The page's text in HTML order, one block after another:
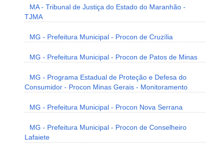
MA - Tribunal de Justiça do Estado do Maranhão -
TJMA
MG - Prefeitura Municipal - Procon de Cruzília
MG - Prefeitura Municipal - Procon de Patos de Minas
MG - Programa Estadual de Proteção e Defesa do
Consumidor - Procon Minas Gerais - Monitoramento
MG - Prefeitura Municipal - Procon Nova Serrana
MG - Prefeitura Municipal - Procon de Conselheiro
Lafaiete